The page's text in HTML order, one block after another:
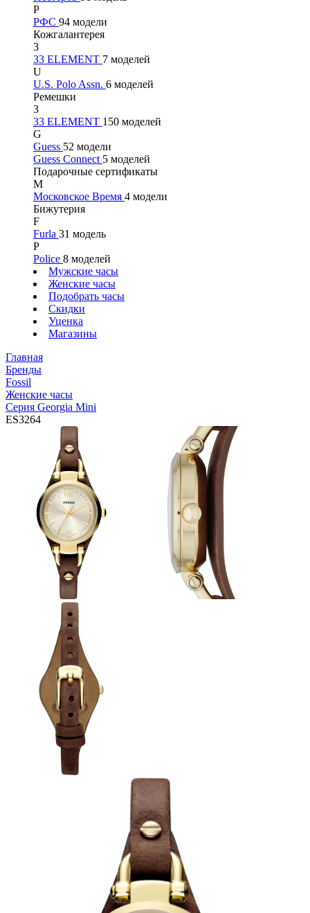
Р
РФС 94 модели
Кожгалантерея
3
33 ELEMENT 7 моделей
U
U.S. Polo Assn. 6 моделей
Ремешки
3
33 ELEMENT 150 моделей
G
Guess 52 модели
Guess Connect 5 моделей
Подарочные сертификаты
М
Московское Время 4 модели
Бижутерия
F
Furla 31 модель
P
Police 8 моделей
Мужские часы
Женские часы
Подобрать часы
Скидки
Уценка
Магазины
Главная
Бренды
Fossil
Женские часы
Серия Georgia Mini
ES3264